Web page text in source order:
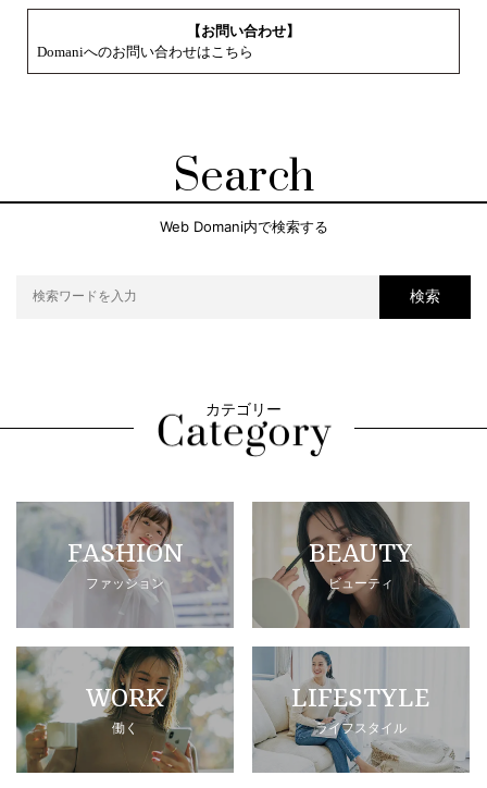
【お問い合わせ】
Domaniへのお問い合わせはこちら
Search
Web Domani内で検索する
検索
カテゴリー
FASHION
ファッション
BEAUTY
ビューティ
WORK
働く
LIFESTYLE
ライフスタイル